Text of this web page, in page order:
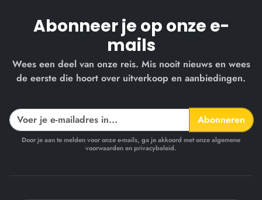
Abonneer je op onze e-
mails
Wees een deel van onze reis. Mis nooit nieuws en wees
de eerste die hoort over uitverkoop en aanbiedingen.
Abonneren
Door je aan te melden voor onze e-mails, ga je akkoord met onze algemene
voorwaarden en privacybeleid.